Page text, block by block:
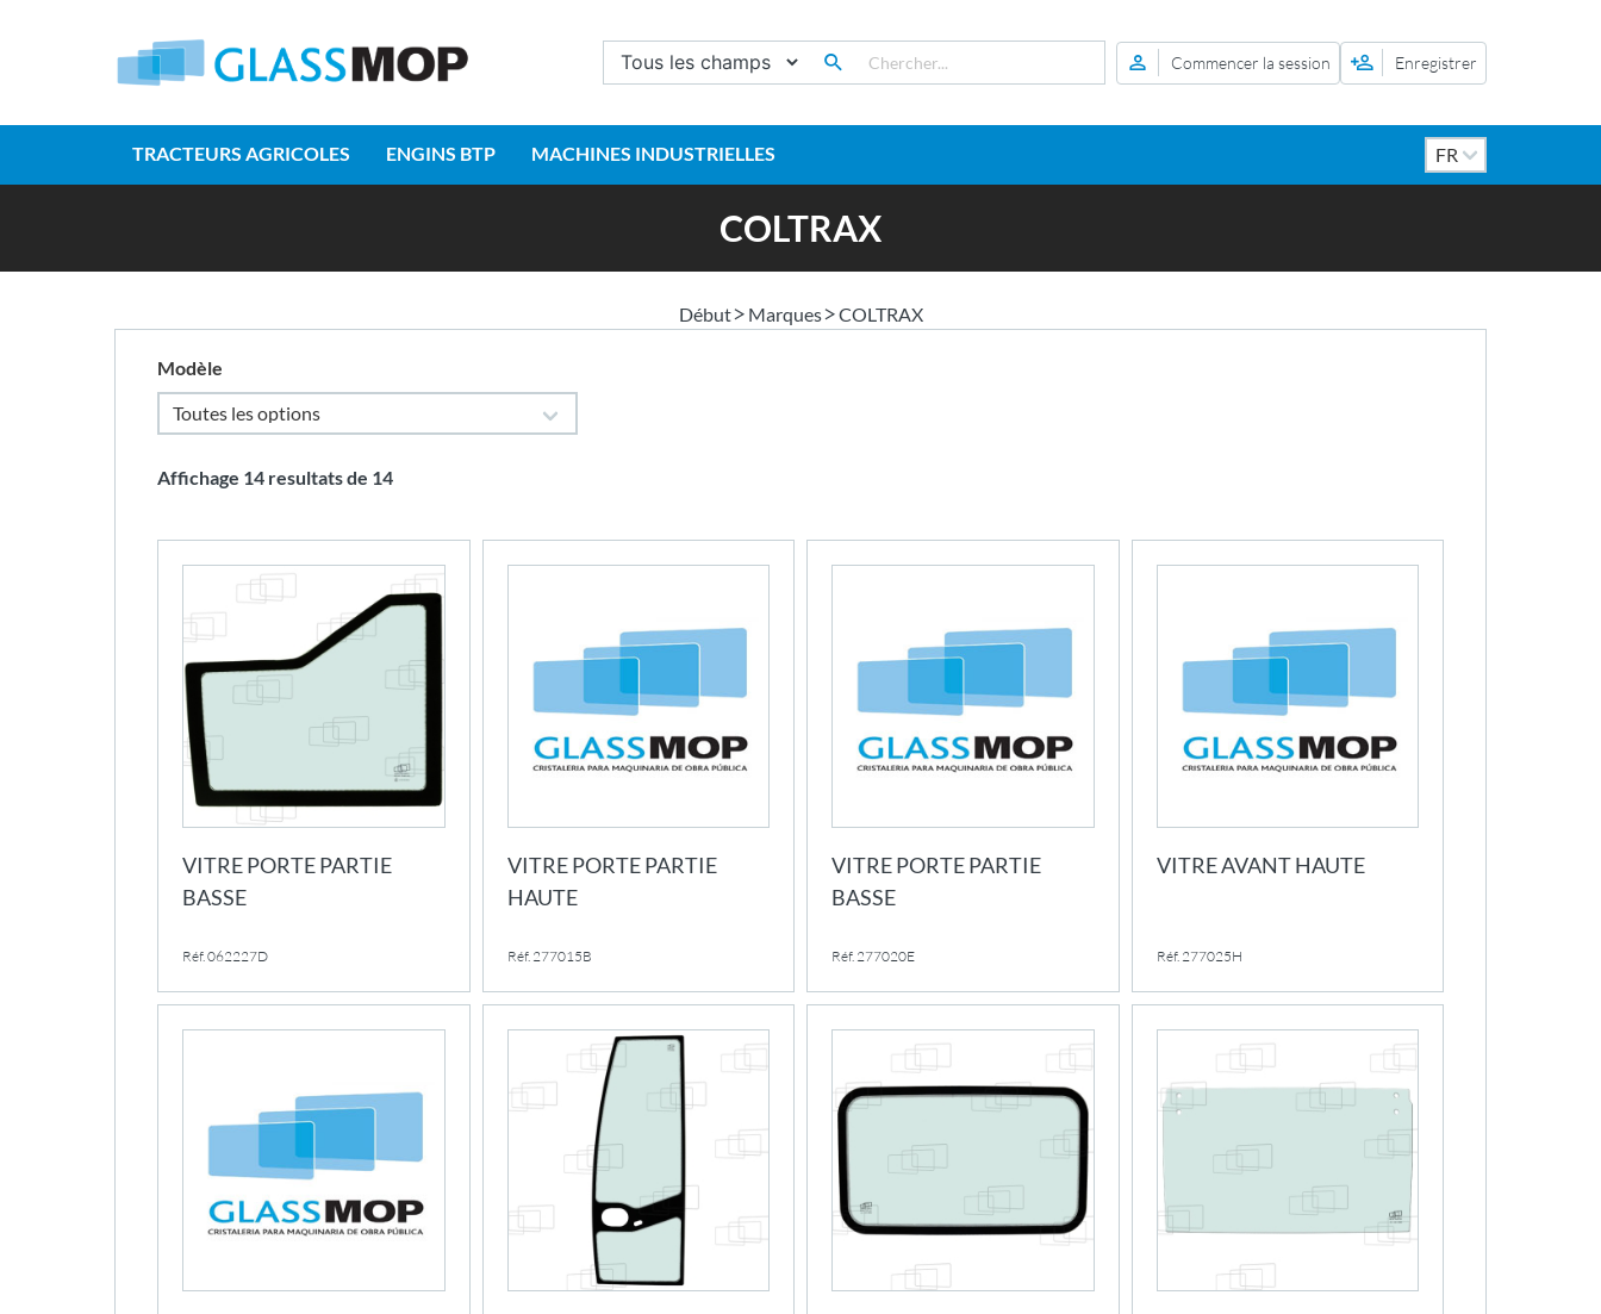
Commencer la session Enregistrer
TRACTEURS AGRICOLES ENGINS BTP MACHINES INDUSTRIELLES
COLTRAX
Début Marques COLTRAX
Modèle
Affichage 14 resultats de 14
VITRE PORTE PARTIE
BASSE
Réf. 062227D
VITRE PORTE PARTIE
HAUTE
Réf. 277015B
VITRE PORTE PARTIE
BASSE
Réf. 277020E
VITRE AVANT HAUTE
Réf. 277025H